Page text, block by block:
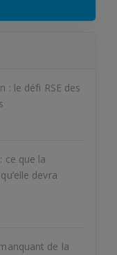
: le défi RSE des
ce que la
devra
de la